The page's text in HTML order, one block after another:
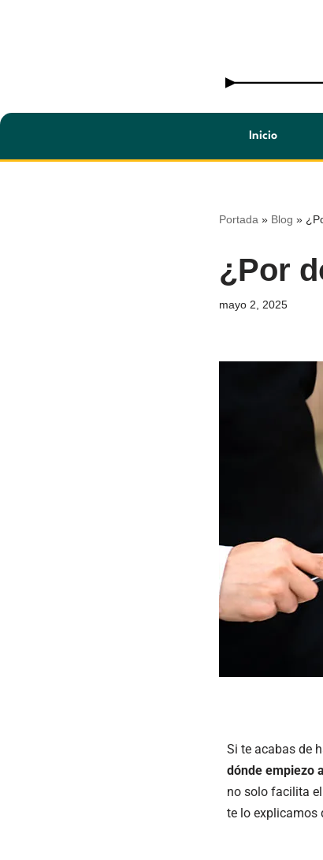
Inicio
Portada » Blog »
¿Por
mayo 2, 2025
Si te acabas de
dónde empiezo
no solo facilita
te lo explicamos